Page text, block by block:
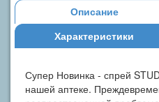
Описание
Характеристики
Супер Новинка - спрей
нашей аптеке.